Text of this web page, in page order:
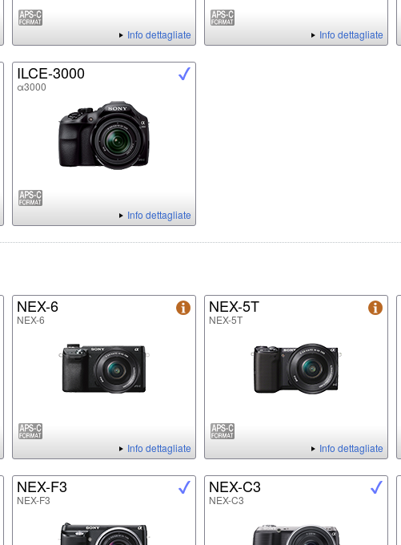
Info dettagliate Info dettagliate
ILCE-3000
α3000
Info dettagliate
NEX-6
NEX-6
Info dettagliate
NEX-5T
NEX-5T
Info dettagliate
NEX-F3
NEX-F3
NEX-C3
NEX-C3